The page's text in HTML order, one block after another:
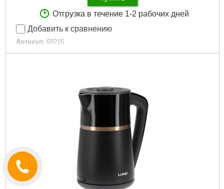
Отгрузка в течение 1-2 рабочих дней
Добавить к сравнению
Артикул: 68216
Код товара: 29.60.55